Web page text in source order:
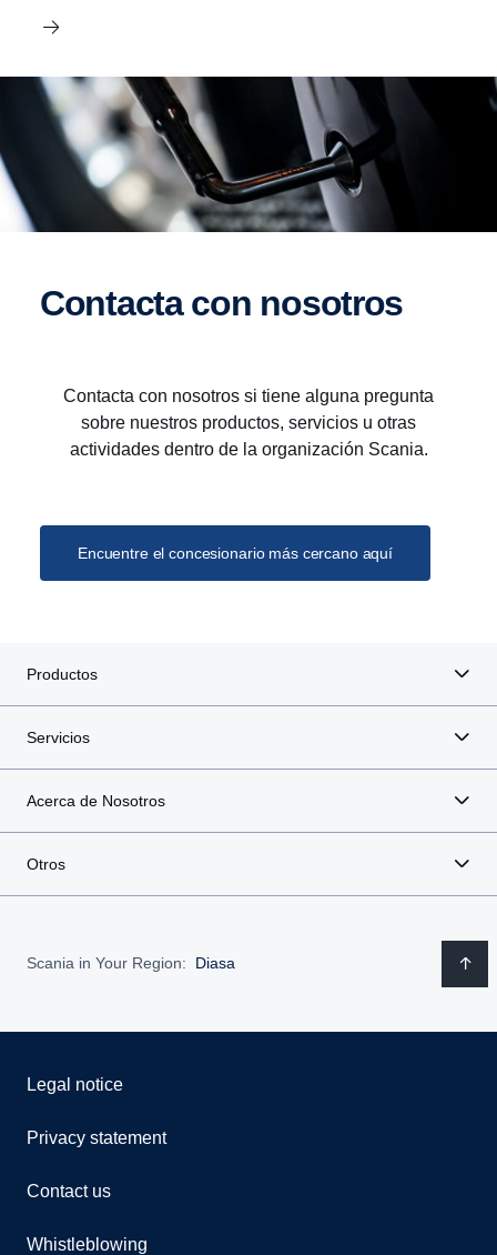
Contacta con nosotros
Contacta con nosotros si tiene alguna pregunta
sobre nuestros productos, servicios u otras
actividades dentro de la organización Scania.
Encuentre el concesionario más cercano aquí
Productos
Servicios
Acerca de Nosotros
Otros
Scania in Your Region: Diasa
Legal notice
Privacy statement
Contact us
Whistleblowing